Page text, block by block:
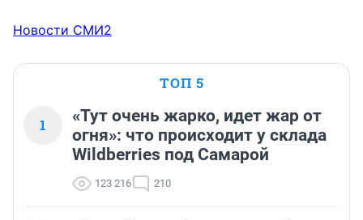
Новости СМИ2
ТОП 5
1
«Тут очень жарко, идет жар от
огня»: что происходит у склада
Wildberries под Самарой
123 216 210